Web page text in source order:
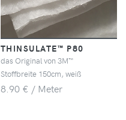
THINSULATE™ P80
das Original von 3M™
Stoffbreite 150cm, weiß
8.90 € / Meter